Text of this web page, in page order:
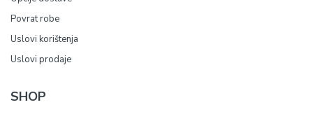
Povrat robe
Uslovi korištenja
Uslovi prodaje
SHOP